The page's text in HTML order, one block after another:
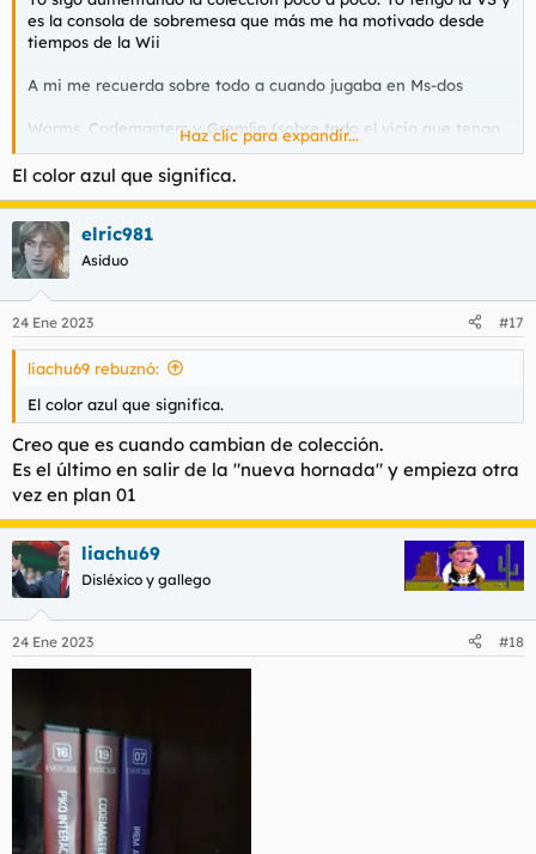
es la consola de sobremesa que más me ha motivado desde
tiempos de la Wii
A mi me recuerda sobre todo a cuando jugaba en Ms-dos
Worms, Codemasters y Gremlin (sobre todo el vicio que tengo
al Actua Soccer), son obligatorios
Ver el archivos adjunto 129502
Haz clic para expandir...
El color azul que significa.
elric981
Asiduo
24 Ene 2023 #17
liachu69 rebuznó:
El color azul que significa.
Creo que es cuando cambian de colección.
Es el último en salir de la "nueva hornada" y empieza otra
vez en plan 01
liachu69
Disléxico y gallego
24 Ene 2023 #18